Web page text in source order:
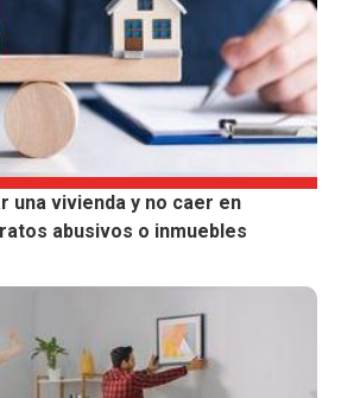
una vivienda y no caer en
abusivos o inmuebles